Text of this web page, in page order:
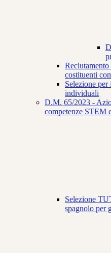
costituenti
Selezione
individuali
D.M. 65/2023 -
competenze STEM
Selezione
spagnolo per